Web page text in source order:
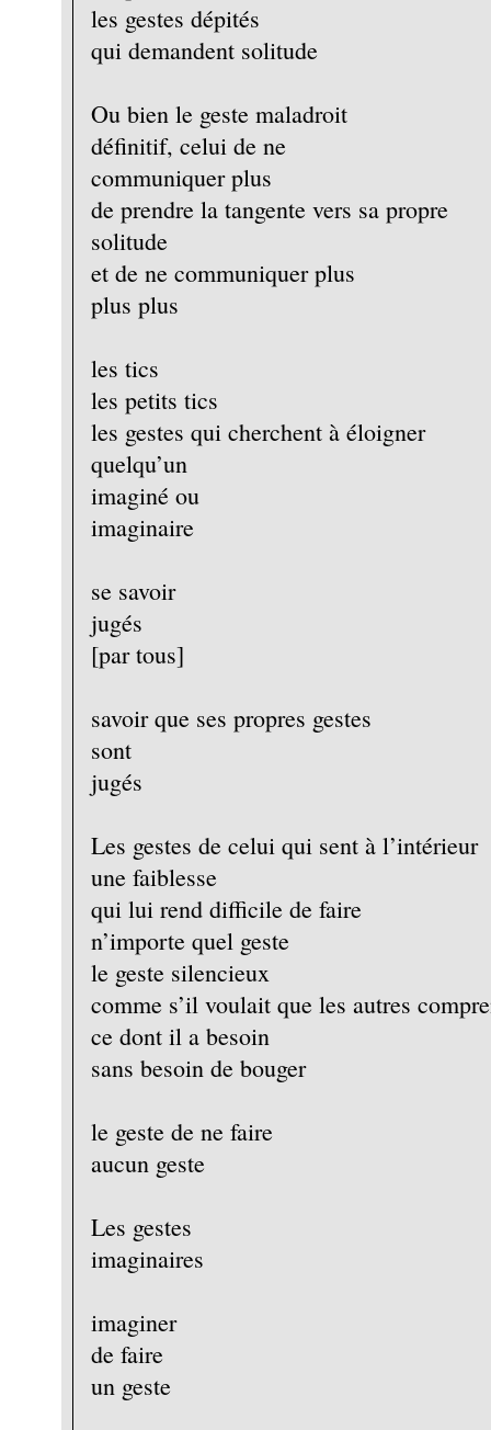
les gestes dépités
qui demandent solitude
Ou bien le geste maladroit
définitif, celui de ne
communiquer plus
de prendre la tangente vers sa propre
solitude
et de ne communiquer plus
plus plus
les tics
les petits tics
les gestes qui cherchent à éloigner
quelqu’un
imaginé ou
imaginaire
se savoir
jugés
[par tous]
savoir que ses propres gestes
sont
jugés
Les gestes de celui qui sent à l’intérieur
une faiblesse
qui lui rend difficile de faire
n’importe quel geste
le geste silencieux
comme s’il voulait que les autres
ce dont il a besoin
sans besoin de bouger
le geste de ne faire
aucun geste
Les gestes
imaginaires
imaginer
de faire
un geste